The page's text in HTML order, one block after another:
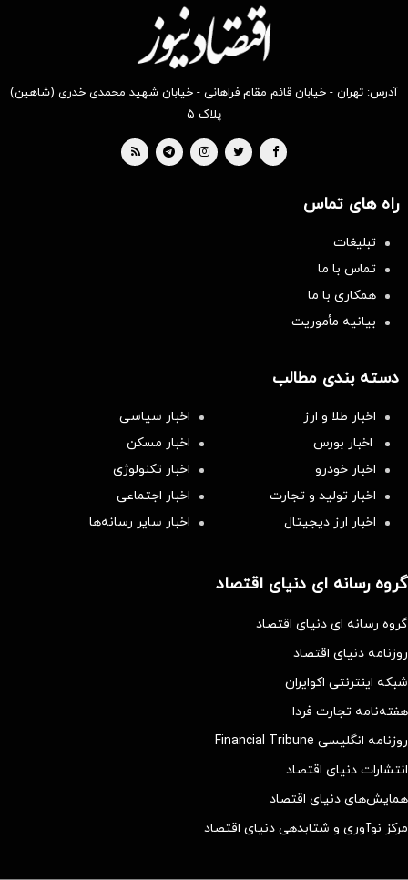
آدرس: تهران - خیابان قائم مقام فراهانی - خیابان شهید محمدی خدری (شاهین)
پلاک ۵
راه های تماس
تبلیغات
تماس با ما
همکاری با ما
بیانیه مأموریت
دسته بندی مطالب
اخبار طلا و ارز
اخبار سیاسی
اخبار بورس
اخبار مسکن
اخبار خودرو
اخبار تکنولوژی
اخبار تولید و تجارت
اخبار اجتماعی
اخبار ارز دیجیتال
اخبار سایر رسانه‌‌ها
گروه رسانه ای دنیای اقتصاد
گروه رسانه ای دنیای اقتصاد
روزنامه دنیای اقتصاد
شبکه اینترنتی اکوایران
هفته‌نامه تجارت فردا
روزنامه انگلیسی Financial Tribune
انتشارات دنیای اقتصاد
همایش‌های دنیای اقتصاد
مرکز نوآوری و شتابدهی دنیای اقتصاد